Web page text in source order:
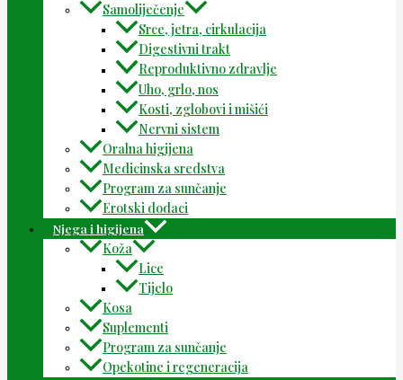
Samoliječenje
Srce, jetra, cirkulacija
Digestivni trakt
Reproduktivno zdravlje
Uho, grlo, nos
Kosti, zglobovi i mišići
Nervni sistem
Oralna higijena
Medicinska sredstva
Program za sunčanje
Erotski dodaci
Njega i higijena
Koža
Lice
Tijelo
Kosa
Suplementi
Program za sunčanje
Opekotine i regeneracija